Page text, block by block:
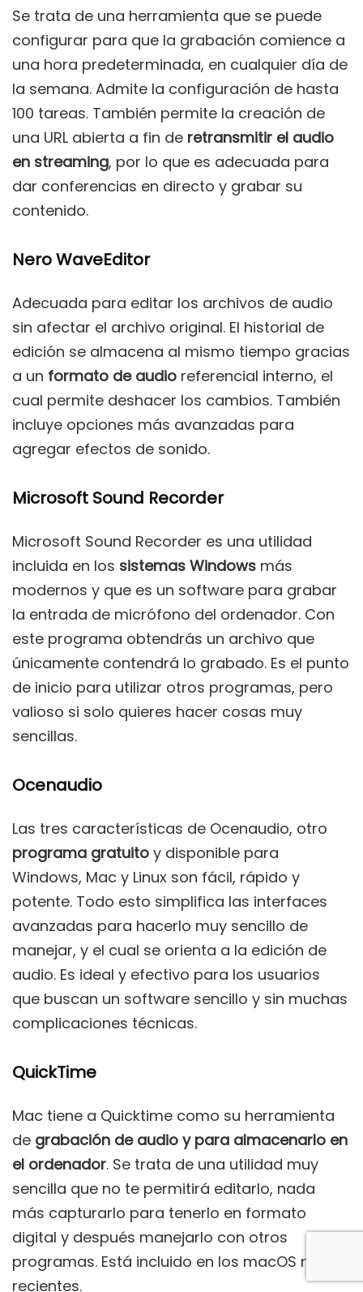
Se trata de una herramienta que se puede
configurar para que la grabación comience a
una hora predeterminada, en cualquier día de
la semana. Admite la configuración de hasta
100 tareas. También permite la creación de
una URL abierta a fin de retransmitir el audio
en streaming, por lo que es adecuada para
dar conferencias en directo y grabar su
contenido.
Nero WaveEditor
Adecuada para editar los archivos de audio
sin afectar el archivo original. El historial de
edición se almacena al mismo tiempo gracias
a un formato de audio referencial interno, el
cual permite deshacer los cambios. También
incluye opciones más avanzadas para
agregar efectos de sonido.
Microsoft Sound Recorder
Microsoft Sound Recorder es una utilidad
incluida en los sistemas Windows más
modernos y que es un software para grabar
la entrada de micrófono del ordenador. Con
este programa obtendrás un archivo que
únicamente contendrá lo grabado. Es el punto
de inicio para utilizar otros programas, pero
valioso si solo quieres hacer cosas muy
sencillas.
Ocenaudio
Las tres características de Ocenaudio, otro
programa gratuito y disponible para
Windows, Mac y Linux son fácil, rápido y
potente. Todo esto simplifica las interfaces
avanzadas para hacerlo muy sencillo de
manejar, y el cual se orienta a la edición de
audio. Es ideal y efectivo para los usuarios
que buscan un software sencillo y sin muchas
complicaciones técnicas.
QuickTime
Mac tiene a Quicktime como su herramienta
de grabación de audio y para almacenarlo en
el ordenador. Se trata de una utilidad muy
sencilla que no te permitirá editarlo, nada
más capturarlo para tenerlo en formato
digital y después manejarlo con otros
programas. Está incluido en los macOS más
recientes.